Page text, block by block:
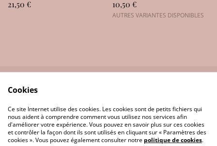
21,50 €
10,50 €
AUTRES VARIANTES DISPONIBLES
Politique de cookies
Conditions générales
Cookies
Ce site Internet utilise des cookies. Les cookies sont de petits fichiers qui
nous aident à comprendre comment vous utilisez nos services afin
d'améliorer votre expérience. Vous pouvez en savoir plus sur ces cookies
et contrôler la façon dont ils sont utilisés en cliquant sur « Paramètres des
cookies ». Vous pouvez également consulter notre politique de cookies.